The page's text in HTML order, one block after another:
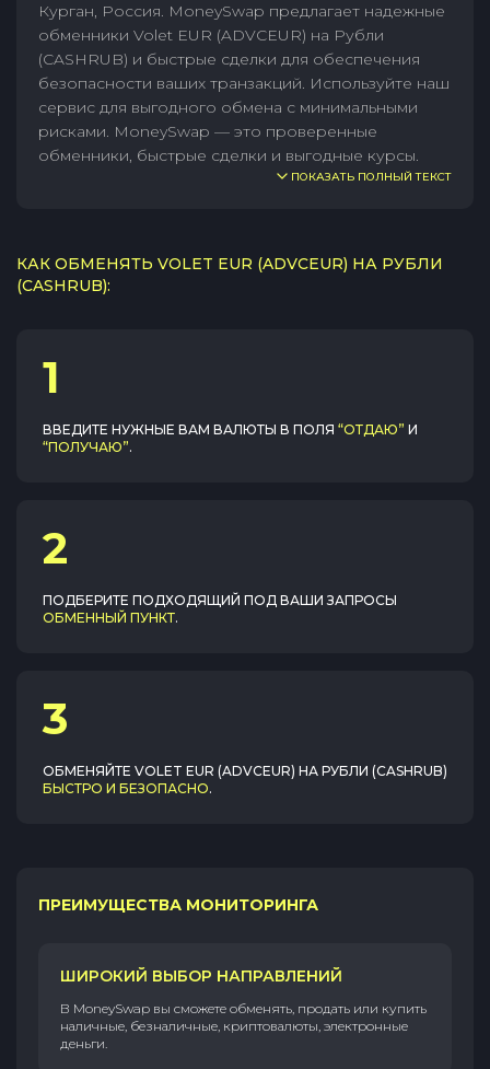
Курган, Россия. MoneySwap предлагает надежные
обменники Volet EUR (ADVCEUR) на Рубли
(CASHRUB) и быстрые сделки для обеспечения
безопасности ваших транзакций. Используйте наш
сервис для выгодного обмена с минимальными
рисками. MoneySwap — это проверенные
обменники, быстрые сделки и выгодные курсы.
ПОКАЗАТЬ ПОЛНЫЙ ТЕКСТ
КАК ОБМЕНЯТЬ VOLET EUR (ADVCEUR) НА РУБЛИ
(CASHRUB):
1
ВВЕДИТЕ НУЖНЫЕ ВАМ ВАЛЮТЫ В ПОЛЯ “ОТДАЮ” И
“ПОЛУЧАЮ”.
2
ПОДБЕРИТЕ ПОДХОДЯЩИЙ ПОД ВАШИ ЗАПРОСЫ
ОБМЕННЫЙ ПУНКТ.
3
ОБМЕНЯЙТЕ VOLET EUR (ADVCEUR) НА РУБЛИ (CASHRUB)
БЫСТРО И БЕЗОПАСНО.
ПРЕИМУЩЕСТВА МОНИТОРИНГА
ШИРОКИЙ ВЫБОР НАПРАВЛЕНИЙ
В MoneySwap вы сможете обменять, продать или купить
наличные, безналичные, криптовалюты, электронные
деньги.